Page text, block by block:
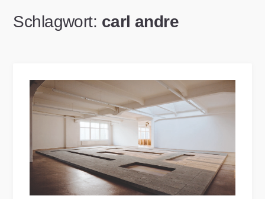
Schlagwort: carl andre